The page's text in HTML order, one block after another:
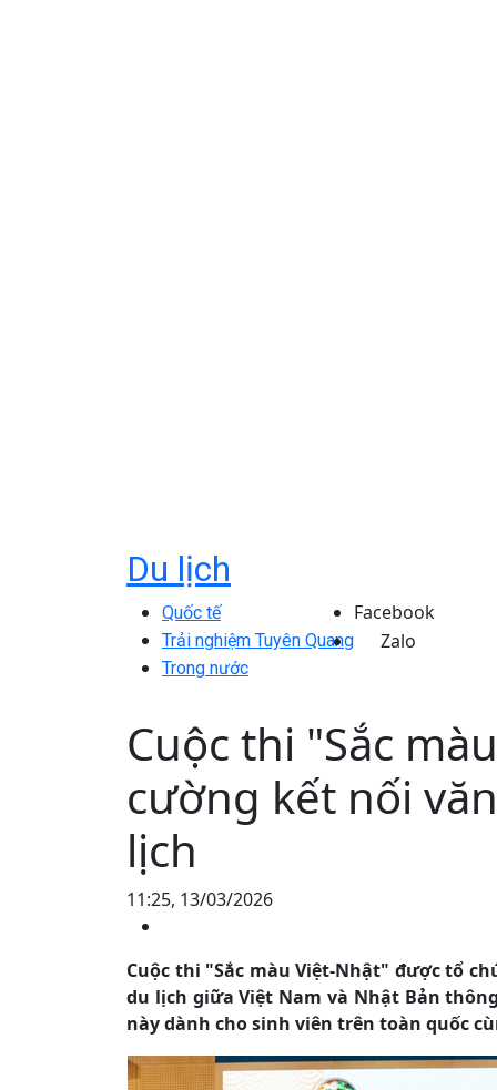
Du lịch
Quốc tế
Trải nghiệm Tuyên Quang
Trong nước
Facebook
Zalo
Cuộc thi "Sắc
cường kết nối
lịch
11:25, 13/03/2026
Cuộc thi "Sắc màu Việt-Nhật" được tổ
du lịch giữa Việt Nam và Nhật Bản
này dành cho sinh viên trên toàn quốc